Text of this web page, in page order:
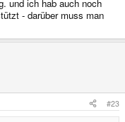
und ich hab auch noch
- darüber muss man
#23